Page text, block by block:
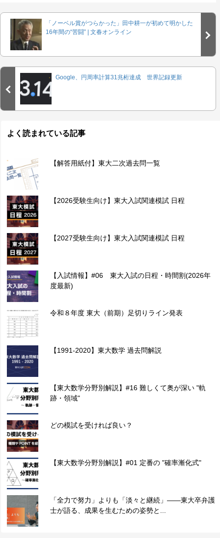
「ノーベル賞がつらかった」田中耕一が初めて明かした
16年間の“苦闘” | 文春オンライン
Google、円周率計算31兆桁達成 世界記録更新
よく読まれている記事
【解答用紙付】東大二次過去問一覧
【2026受験生向け】東大入試関連模試 日程
【2027受験生向け】東大入試関連模試 日程
【入試情報】#06 東大入試の日程・時間割(2026年
度最新)
令和８年度 東大（前期）足切りライン発表
【1991-2020】東大数学 過去問解説
【東大数学分野別解説】#16 難しくて奥が深い "軌
跡・領域"
どの模試を受ければ良い？
【東大数学分野別解説】#01 定番の "確率漸化式"
「全力で努力」よりも「淡々と継続」——東大卒弁護
士が語る、成果を生むための姿勢と...